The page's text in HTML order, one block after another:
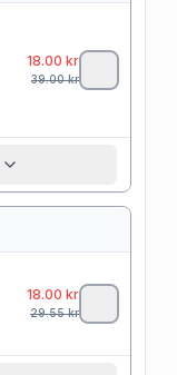
18.00 kr
39.00kr
18.00 kr
29.55kr